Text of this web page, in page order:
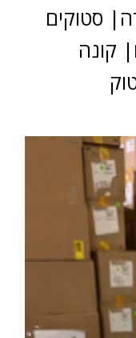
סטוקים
קונה